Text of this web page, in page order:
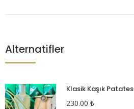
Alternatifler
Klasik Kaşık Patates
230.00 ₺